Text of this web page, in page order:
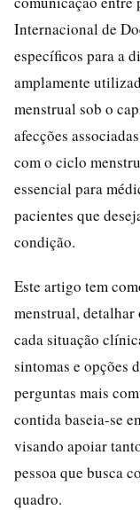
Internacional de
específicos para a
amplamente
menstrual sob o
afecções
com o ciclo
essencial para
pacientes que
condição.
Este artigo tem
menstrual, detalhar
cada situação
sintomas e opções
perguntas mais
contida baseia-se
visando apoiar
pessoa que busca
quadro.